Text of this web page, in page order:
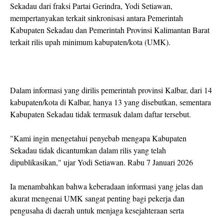
Sekadau dari fraksi Partai Gerindra, Yodi Setiawan,
mempertanyakan terkait sinkronisasi antara Pemerintah
Kabupaten Sekadau dan Pemerintah Provinsi Kalimantan Barat
terkait rilis upah minimum kabupaten/kota (UMK).
Dalam informasi yang dirilis pemerintah provinsi Kalbar, dari 14
kabupaten/kota di Kalbar, hanya 13 yang disebutkan, sementara
Kabupaten Sekadau tidak termasuk dalam daftar tersebut.
"Kami ingin mengetahui penyebab mengapa Kabupaten
Sekadau tidak dicantumkan dalam rilis yang telah
dipublikasikan," ujar Yodi Setiawan. Rabu 7 Januari 2026
Ia menambahkan bahwa keberadaan informasi yang jelas dan
akurat mengenai UMK sangat penting bagi pekerja dan
pengusaha di daerah untuk menjaga kesejahteraan serta